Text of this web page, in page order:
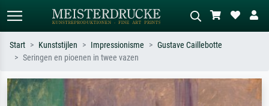
Zoek op kunstenaar, titel of stijl – bijv.
Monet, Sterrennacht, impressionisme,
Beschrijf de scène – bijv. groene
weide, abstract met veel rood, donker
Start Kunststijlen Impressionisme
Gustave Caillebotte
Seringen en pioenen in twee vazen